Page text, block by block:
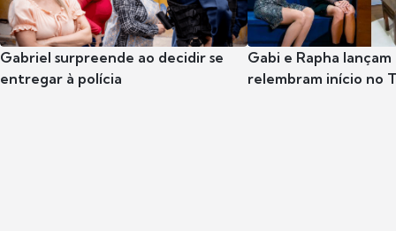
Gabriel surpreende ao decidir se
entregar à polícia
Gabi e Rapha
relembram início no